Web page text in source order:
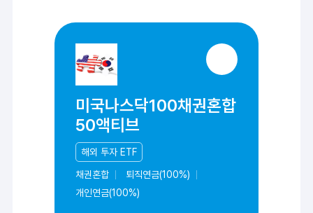
미국나스닥100채권혼합
50액티브
해외 투자 ETF
채권혼합
퇴직연금(100%)
개인연금(100%)